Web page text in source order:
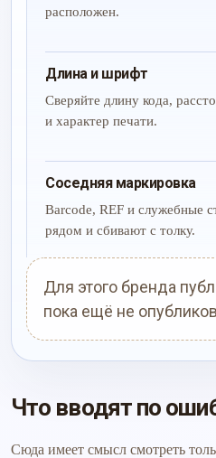
расположен.
Длина и шрифт
Сверяйте длину кода,
и характер печати.
Соседняя маркировка
Barcode, REF и служебные
рядом и сбивают с толку.
Для этого бренда
пока ещё не
Что вводят по
Сюда имеет смысл смотреть